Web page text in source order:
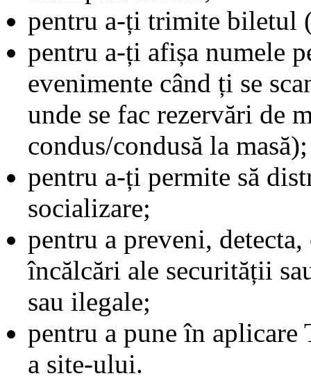
pentru a-ți trimite biletul
pentru a-ți afișa numele
evenimente când ți se
unde se fac rezervări de
condus/condusă la masă);
pentru a-ți permite să
socializare;
pentru a preveni,
încălcări ale securității
sau ilegale;
pentru a pune în
a site-ului.